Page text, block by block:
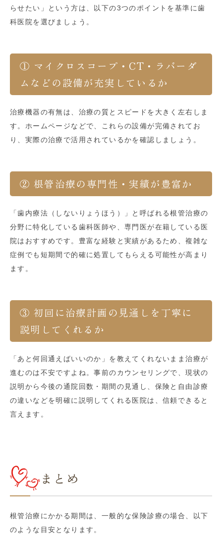
らせたい」という方は、以下の3つのポイントを基準に歯
科医院を選びましょう。
① マイクロスコープ・CT・ラバーダ
ムなどの設備が充実しているか
治療機器の有無は、治療の質とスピードを大きく左右しま
す。ホームページなどで、これらの設備が完備されてお
り、実際の治療で活用されているかを確認しましょう。
② 根管治療の専門性・実績が豊富か
「歯内療法（しないりょうほう）」と呼ばれる根管治療の
分野に特化している歯科医師や、専門医が在籍している医
院はおすすめです。豊富な経験と実績があるため、複雑な
症例でも短期間で的確に処置してもらえる可能性が高まり
ます。
③ 初回に治療計画の見通しを丁寧に
説明してくれるか
「あと何回通えばいいのか」を教えてくれないまま治療が
進むのは不安ですよね。事前のカウンセリングで、現状の
説明から今後の通院回数・期間の見通し、保険と自由診療
の違いなどを明確に説明してくれる医院は、信頼できると
言えます。
まとめ
根管治療にかかる期間は、一般的な保険診療の場合、以下
のような目安となります。